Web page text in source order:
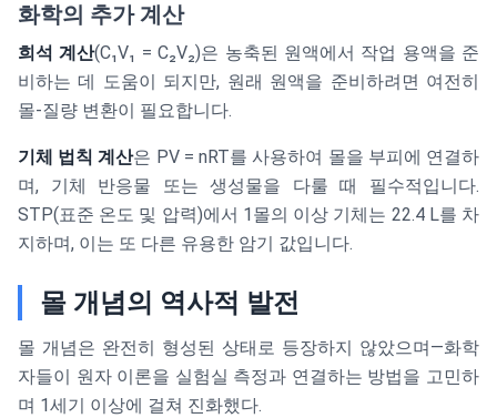
화학의 추가 계산
희석 계산(C₁V₁ = C₂V₂)은 농축된 원액에서 작업 용액을 준
비하는 데 도움이 되지만, 원래 원액을 준비하려면 여전히
몰-질량 변환이 필요합니다.
기체 법칙 계산은 PV = nRT를 사용하여 몰을 부피에 연결하
며, 기체 반응물 또는 생성물을 다룰 때 필수적입니다.
STP(표준 온도 및 압력)에서 1몰의 이상 기체는 22.4 L를 차
지하며, 이는 또 다른 유용한 암기 값입니다.
몰 개념의 역사적 발전
몰 개념은 완전히 형성된 상태로 등장하지 않았으며—화학
자들이 원자 이론을 실험실 측정과 연결하는 방법을 고민하
며 1세기 이상에 걸쳐 진화했다.